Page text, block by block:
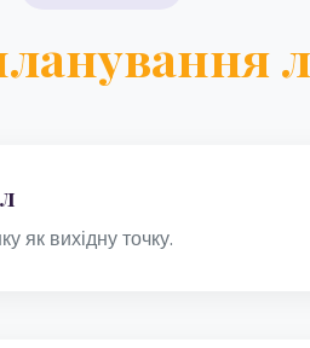
як вихідну точку.